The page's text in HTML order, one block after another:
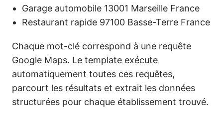
Garage automobile 13001 Marseille France
Restaurant rapide 97100 Basse-Terre France
Chaque mot-clé correspond à une requête
Google Maps. Le template exécute
automatiquement toutes ces requêtes,
parcourt les résultats et extrait les données
structurées pour chaque établissement trouvé.